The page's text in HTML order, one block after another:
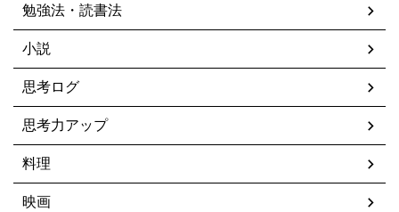
勉強法・読書法
小説
思考ログ
思考力アップ
料理
映画